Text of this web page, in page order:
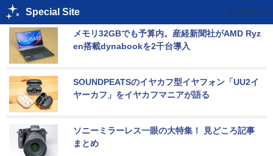
Special Site
メモリ32GBでも予算内。産経新聞社がAMD Ryz
en搭載dynabookを2千台導入
SOUNDPEATSのイヤカフ型イヤフォン「UU2イ
ヤーカフ」をイヤカフマニアが語る
ソニーミラーレス一眼の大特集！ 見どころ記事
まとめ